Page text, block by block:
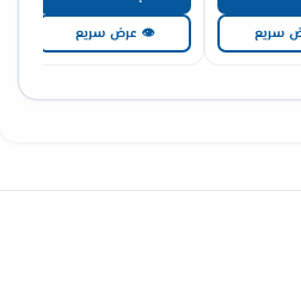
سريع
👁 عرض سريع